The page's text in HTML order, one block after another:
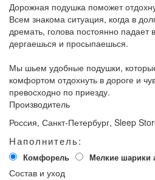
Дорожная подушка поможет
Всем знакома ситуация, когда в
дремать, голова постоянно падает
дергаешься и просыпаешься.
Мы шьем удобные подушки,
комфортом отдохнуть в дороге и
превосходно по приезду.
Производитель
Россия, Санкт-Петербург, Sleep
Наполнитель:
Комфорель Мелкие шарики
Состав и уход